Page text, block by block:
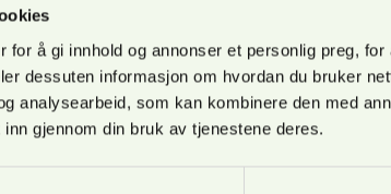
for å gi innhold og annonser et personlig preg,
dessuten informasjon om hvordan du bruker
analysearbeid, som kan kombinere den med
gjennom din bruk av tjenestene deres.